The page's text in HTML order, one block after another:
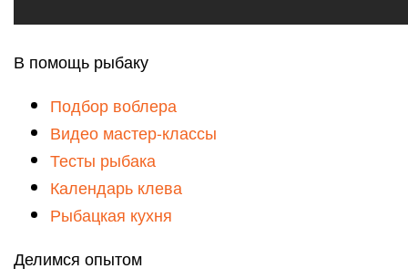
В помощь рыбаку
Подбор воблера
Видео мастер-классы
Тесты рыбака
Календарь клева
Рыбацкая кухня
Делимся опытом